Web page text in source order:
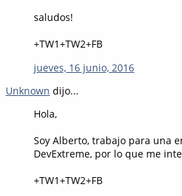
saludos!
+TW1+TW2+FB
jueves, 16 junio, 2016
Unknown dijo...
Hola,
Soy Alberto, trabajo para una
DevExtreme, por lo que me
+TW1+TW2+FB